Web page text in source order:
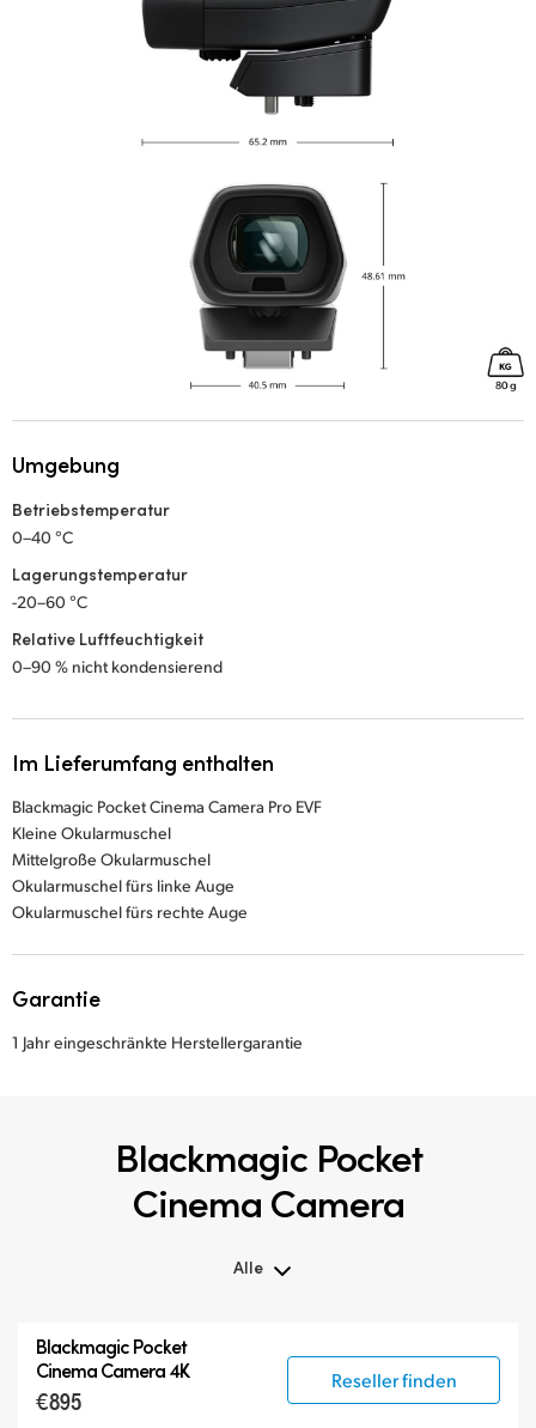
Umgebung
Betriebstemperatur
0–40 °C
Lagerungstemperatur
-20–60 °C
Relative Luftfeuchtigkeit
0–90 % nicht kondensierend
Im Lieferumfang enthalten
Blackmagic Pocket Cinema Camera Pro EVF
Kleine Okularmuschel
Mittelgroße Okularmuschel
Okularmuschel fürs linke Auge
Okularmuschel fürs rechte Auge
Garantie
1 Jahr eingeschränkte Herstellergarantie
Blackmagic Pocket
Cinema Camera
Alle
Blackmagic Pocket Cinema Camera
Zubehör
Blackmagic Pocket
Cinema Camera 4K
€895
Reseller finden